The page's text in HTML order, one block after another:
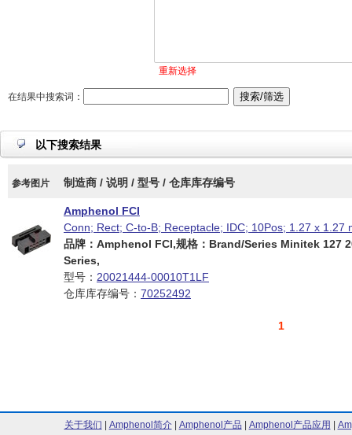
重新选择
在结果中搜索词：
以下搜索结果
参考图片 制造商 / 说明 / 型号 / 仓库库存编号
Amphenol FCI
Conn; Rect; C-to-B; Receptacle; IDC; 10Pos; 1.27 x 1.27
品牌：Amphenol FCI,规格：Brand/Series Minitek 127
Series,
型号： 20021444-00010T1LF
仓库库存编号： 70252492
1
关于我们 Amphenol简介| Amphenol产品 Amphenol产品应用